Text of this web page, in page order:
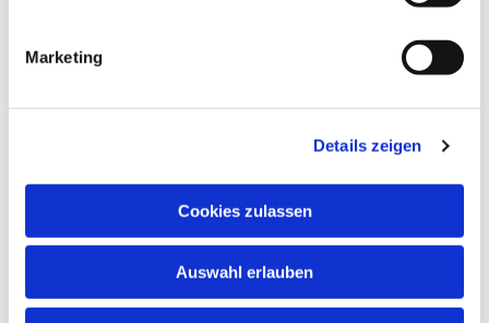
Marketing
Details zeigen
Cookies zulassen
Auswahl erlauben
Dies könnte Sie auch
interessieren